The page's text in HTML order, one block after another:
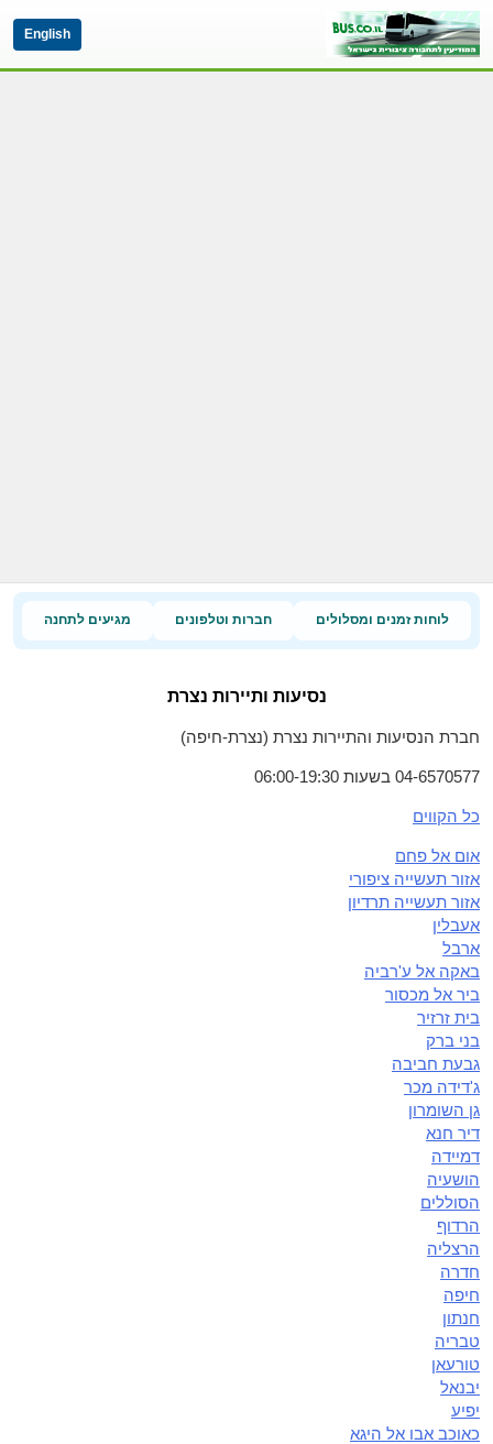
English
לוחות זמנים ומסלולים חברות וטלפונים מגיעים לתחנה
נסיעות ותיירות נצרת
חברת הנסיעות והתיירות נצרת (נצרת-חיפה)
04-6570577 בשעות 06:00-19:30
כל הקווים
אום אל פחם
אזור תעשייה ציפורי
אזור תעשייה תרדיון
אעבלין
ארבל
באקה אל ע'רביה
ביר אל מכסור
בית זרזיר
בני ברק
גבעת חביבה
ג'דידה מכר
גן השומרון
דיר חנא
דמיידה
הושעיה
הסוללים
הרדוף
הרצליה
חדרה
חיפה
חנתון
טבריה
טורעאן
יבנאל
יפיע
כאוכב אבו אל היגא